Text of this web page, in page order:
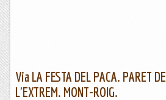
Via LA FESTA DEL PACA. PARET DE
L'EXTREM. MONT-ROIG.